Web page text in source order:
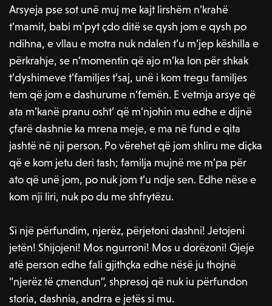
Arsyeja pse sot unë muj me kajt lirshëm n’krahë
t’mamit, babi m’pyt çdo ditë se qysh jom e qysh po
ndihna, e vllau e motra nuk ndalen t’u m’jep këshilla e
përkrahje, se n’momentin që ajo m’ka lon për shkak
t’dyshimeve t’familjes t’saj, unë i kom tregu familjes
tem që jom e dashurume n’femën. E vetmja arsye që
ata m’kanë pranu osht’ që m’njohin mu edhe e dijnë
çfarë dashnie ka mrena meje, e ma në fund e qita
jashtë në nji person. Po vërehet që jom shliru me diçka
që e kom jetu deri tash; familja mujnë me m’pa për
ato që unë jom, po nuk jom t’u ndje sen. Edhe nëse e
kom nji liri, nuk po du me shfrytëzu.
Si një përfundim, njerëz, përjetoni dashni! Jetojeni
jetën! Shijojeni! Mos ngurroni! Mos u dorëzoni! Gjeje
atë person edhe fali gjithçka edhe nësë ju thojnë
“njerëz të çmendun”, shpresoj që nuk iu përfundon
storia, dashnia, andrra e jetës si mu.